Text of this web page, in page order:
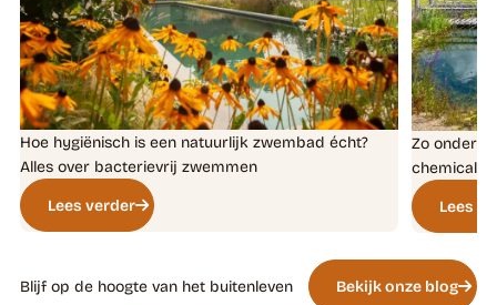
Hoe hygiënisch is een natuurlijk zwembad écht?
Alles over bacterievrij zwemmen
Lees verder
Zo
Lees
Blijf op de hoogte van het buitenleven Bekijk onze blog